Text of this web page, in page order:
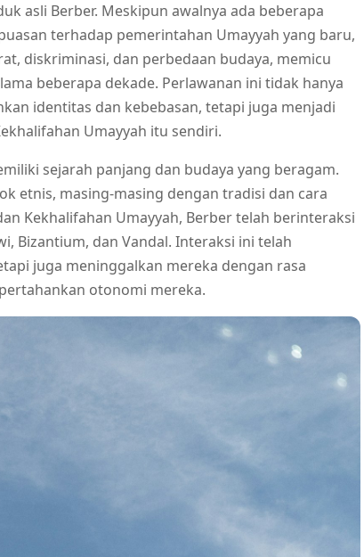
asli Berber. Meskipun awalnya ada beberapa
terhadap pemerintahan Umayyah yang baru,
diskriminasi, dan perbedaan budaya, memicu
beberapa dekade. Perlawanan ini tidak hanya
identitas dan kebebasan, tetapi juga menjadi
Umayyah itu sendiri.
sejarah panjang dan budaya yang beragam.
etnis, masing-masing dengan tradisi dan cara
Kekhalifahan Umayyah, Berber telah berinteraksi
Bizantium, dan Vandal. Interaksi ini telah
juga meninggalkan mereka dengan rasa
otonomi mereka.